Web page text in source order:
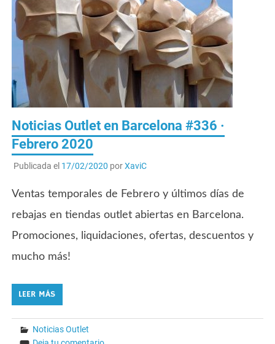
Noticias Outlet en Barcelona #336 ·
Febrero 2020
Publicada el 17/02/2020 porXaviC
Ventas temporales de Febrero y últimos días de
rebajas en tiendas outlet abiertas en Barcelona.
Promociones, liquidaciones, ofertas, descuentos y
mucho más!
LEER MÁS
Noticias Outlet